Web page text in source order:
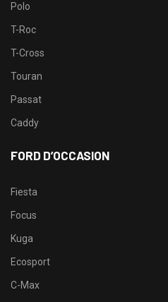
Polo
T-Roc
T-Cross
Touran
Passat
Caddy
FORD D’OCCASION
Fiesta
Focus
Kuga
Ecosport
C-Max